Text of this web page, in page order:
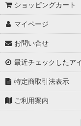
ショッピングカート
マイページ
お問い合せ
最近チェックしたア
特定商取引法表示
ご利用案内